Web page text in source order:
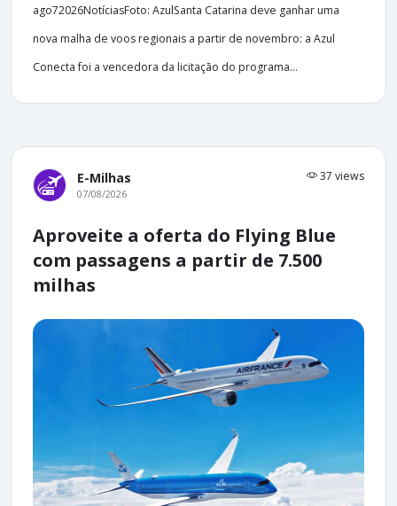
ago72026NotíciasFoto: AzulSanta Catarina deve ganhar uma
nova malha de voos regionais a partir de novembro: a Azul
Conecta foi a vencedora da licitação do programa...
E-Milhas 37 views
07/08/2026
Aproveite a oferta do Flying Blue
com passagens a partir de 7.500
milhas